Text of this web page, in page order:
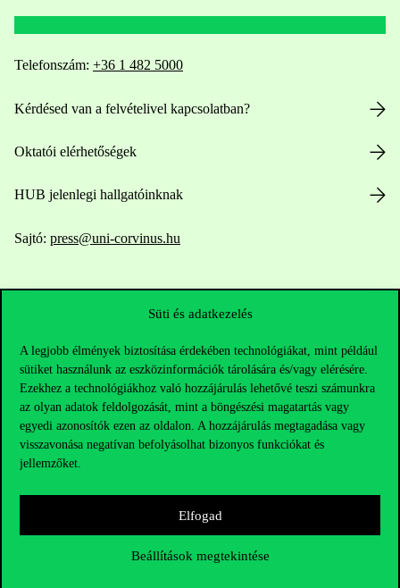
Süti és adatkezelés
A legjobb élmények biztosítása érdekében technológiákat, mint például
sütiket használunk az eszközinformációk tárolására és/vagy elérésére.
Ezekhez a technológiákhoz való hozzájárulás lehetővé teszi számunkra
az olyan adatok feldolgozását, mint a böngészési magatartás vagy
egyedi azonosítók ezen az oldalon. A hozzájárulás megtagadása vagy
visszavonása negatívan befolyásolhat bizonyos funkciókat és
jellemzőket.
Elfogad
Beállítások megtekintése
Telefonszám: +36 1 482 5000
Kérdésed van a felvételivel kapcsolatban?
Oktatói elérhetőségek
HUB jelenlegi hallgatóinknak
Sajtó: press@uni-corvinus.hu
Hasznos linkek
Nyitvatartás